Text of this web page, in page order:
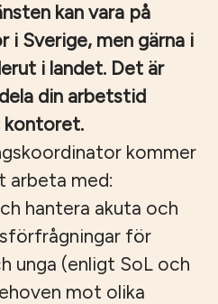
kan vara på
i Sverige, men gärna i
i landet. Det är
din arbetstid
kontoret.
kommer
arbeta med:
hantera akuta och
för
unga (enligt SoL och
mot olika